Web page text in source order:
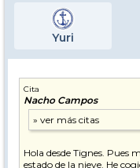
Yuri
Cita
Nacho Campos
Hola desde Tignes. Pues
estado de la nieve. He